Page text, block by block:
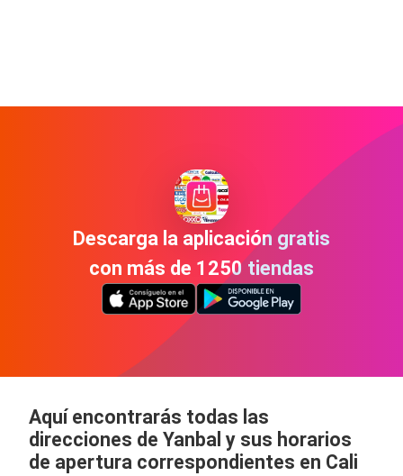
Descarga la aplicación gratis
con más de 1250 tiendas
Aquí encontrarás todas las
direcciones de Yanbal y sus horarios
de apertura correspondientes en Cali